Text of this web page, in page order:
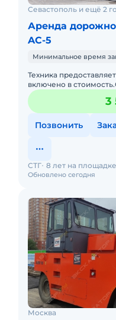
Севастополь и ещё 2
Аренда
AC-5
Минимальное время
Техника
включено в
закрывающих
3
Позвонить
Обновлено сегодня
СТГ 8 лет на площадке
Москва